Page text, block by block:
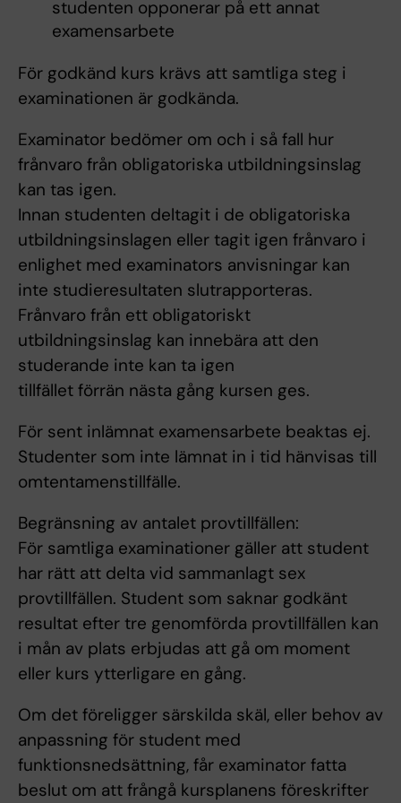
studenten opponerar på ett annat
examensarbete
För godkänd kurs krävs att samtliga steg i
examinationen är godkända.
Examinator bedömer om och i så fall hur
frånvaro från obligatoriska utbildningsinslag
kan tas igen.
Innan studenten deltagit i de obligatoriska
utbildningsinslagen eller tagit igen frånvaro i
enlighet med examinators anvisningar kan
inte studieresultaten slutrapporteras.
Frånvaro från ett obligatoriskt
utbildningsinslag kan innebära att den
studerande inte kan ta igen
tillfället förrän nästa gång kursen ges.
För sent inlämnat examensarbete beaktas ej.
Studenter som inte lämnat in i tid hänvisas till
omtentamenstillfälle.
Begränsning av antalet provtillfällen:
För samtliga examinationer gäller att student
har rätt att delta vid sammanlagt sex
provtillfällen. Student som saknar godkänt
resultat efter tre genomförda provtillfällen kan
i mån av plats erbjudas att gå om moment
eller kurs ytterligare en gång.
Om det föreligger särskilda skäl, eller behov av
anpassning för student med
funktionsnedsättning, får examinator fatta
beslut om att frångå kursplanens föreskrifter